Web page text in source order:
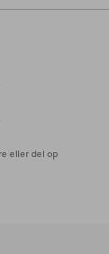
eller del op